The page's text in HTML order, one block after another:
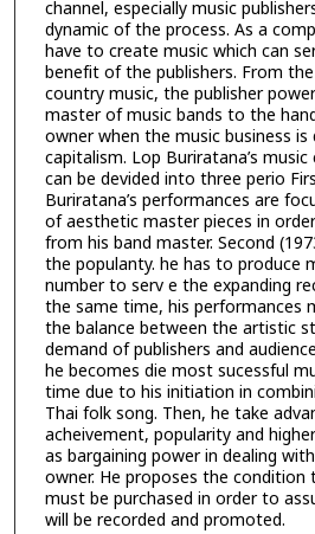
channel, especially music
dynamic of the process. As a
have to create music which can
benefit of the publishers. From
country music, the publisher
master of music bands to the
owner when the music business
capitalism. Lop Buriratana’s
can be devided into three perio
Buriratana’s performances are
of aesthetic master pieces in
from his band master. Second
the populanty. he has to produce
number to serv e the expanding
the same time, his performances
the balance between the artistic
demand of publishers and
he becomes die most sucessful
time due to his initiation in
Thai folk song. Then, he take
acheivement, popularity and
as bargaining power in dealing
owner. He proposes the condition
must be purchased in order to
will be recorded and promoted.